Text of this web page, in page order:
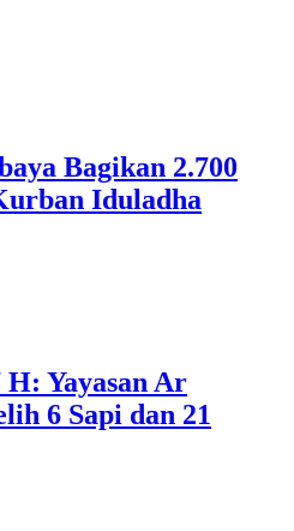
Bagikan 2.700
Iduladha
Yayasan Ar
6 Sapi dan 21